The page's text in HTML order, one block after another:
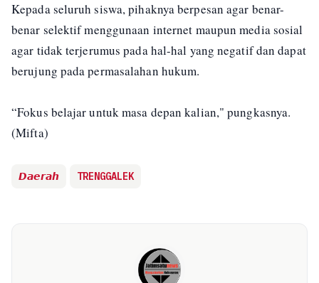
Kepada seluruh siswa, pihaknya berpesan agar benar-
benar selektif menggunaan internet maupun media sosial
agar tidak terjerumus pada hal-hal yang negatif dan dapat
berujung pada permasalahan hukum.
“Fokus belajar untuk masa depan kalian," pungkasnya.
(Mifta)
𝘿𝙖𝙚𝙧𝙖𝙝 TRENGGALEK